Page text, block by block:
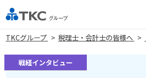
TKCグループ 税理士・会計士の皆様へ
戦経インタビュー